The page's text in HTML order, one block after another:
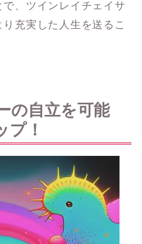
、ツインレイチェイサ
充実した人生を送るこ
の自立を可能
プ！